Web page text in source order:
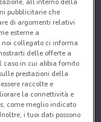
all’interno della
pubblicitarie che
di argomenti relativi
esterne a
noi collegato ci informa
delle offerte a
caso in cui abbia fornito
prestazioni della
raccolte e
la connettività e
come meglio indicato
i tuoi dati possono